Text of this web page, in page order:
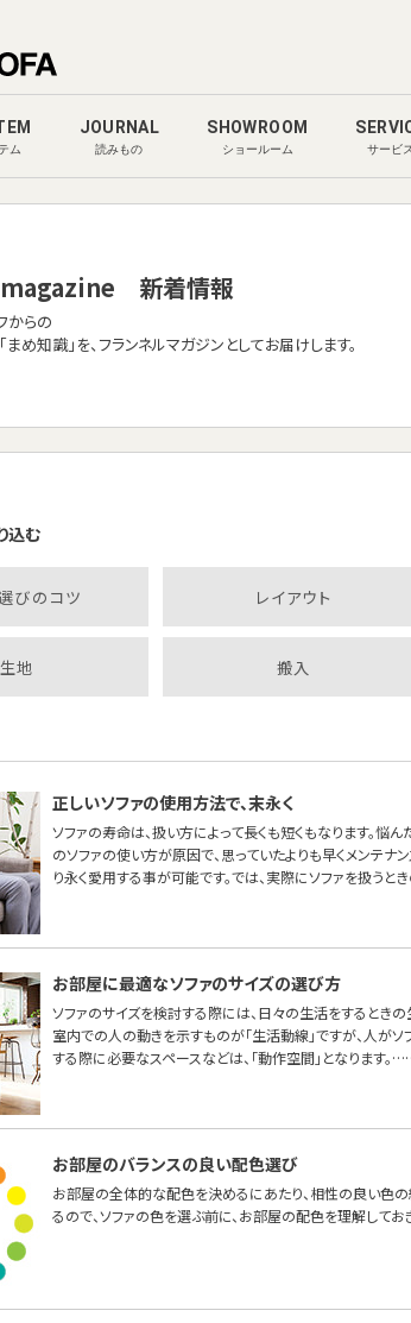
ム
JOURNAL
読みもの
SHOWROOM
ショールーム サービス
magazine 新着情報
からの
め知識」を、フランネルマガジンとしてお届けします。
込む
びのコツ レイアウト
生地 搬入
正しいソファの使用方法で、末永く
ソファの寿命は、扱い方によって長くも短くもなります。悩
のソファの使い方が原因で、思っていたよりも早くメンテナ
り永く愛用する事が可能です。では、実際にソファを扱う
お部屋に最適なソファのサイズの選び方
ソファのサイズを検討する際には、日々の生活をするとき
室内での人の動きを示すものが「生活動線」ですが、人が
する際に必要なスペースなどは、「動作空間」となります。
お部屋のバランスの良い配色選び
お部屋の全体的な配色を決めるにあたり、相性の良い色
るので、ソファの色を選ぶ前に、お部屋の配色を理解してお